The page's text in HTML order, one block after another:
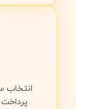
انتخاب